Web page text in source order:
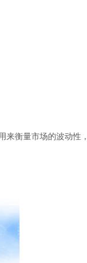
衡量市场的波动性，